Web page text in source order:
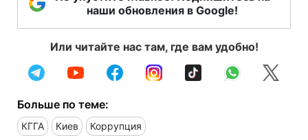
наши обновления в Google!
Или читайте нас там, где вам удобно!
Больше по теме:
КГГА Киев Коррупция